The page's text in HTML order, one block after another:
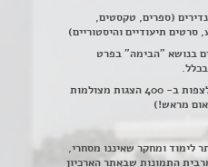
(ספרים, טקסטים,
תיעודיים והיסטוריים)
בנושא "הבימה" בפרט
.
חדר הצפייה מרווח ובו ניתן לצפות ב- 400 הצגות מצולמות
מראש!)
לימוד ומחקר שאיננו מסחרי,
התמונות שבאתר הארכיון